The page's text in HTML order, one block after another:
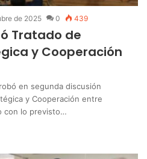
de 2025 0 439
Tratado de
y Cooperación
en segunda discusión
y Cooperación entre
con lo previsto…